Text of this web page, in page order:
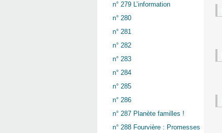
n° 279 L’information
n° 280
n° 281
n° 282
n° 283
n° 284
n° 285
n° 286
n° 287 Planète familles !
n° 288 Fourvière : Promesses